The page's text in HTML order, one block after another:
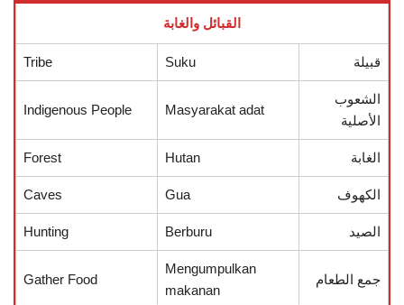
القبائل والغابة
قبيلة Suku
Tribe
الشعوب
الأصلية
Masyarakat adat
Indigenous People
الغابة Hutan
Forest
الكهوف Gua
Caves
الصيد Berburu
Hunting
جمع الطعام
Mengumpulkan
makanan
Gather Food